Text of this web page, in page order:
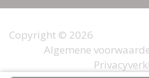
Copyright © 2026
Algemene